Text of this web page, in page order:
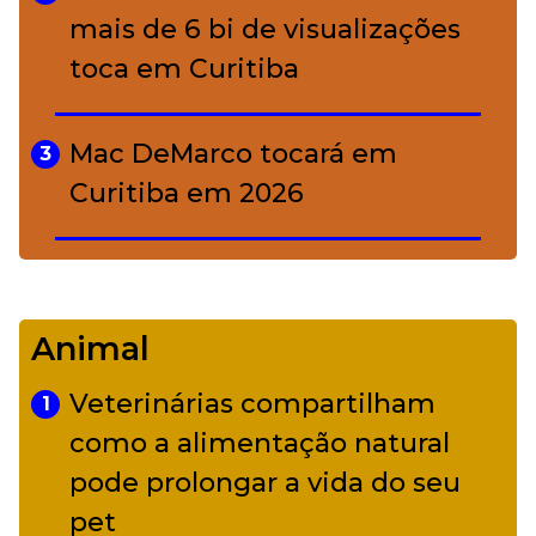
mais de 6 bi de visualizações
toca em Curitiba
3
Mac DeMarco tocará em
Curitiba em 2026
Camerata tem repertório
diverso a partir de R$ 17
Adriana Calcanhotto retoma
alter ego infantil para show em
Curitiba
Animal
1
Veterinárias compartilham
como a alimentação natural
pode prolongar a vida do seu
pet